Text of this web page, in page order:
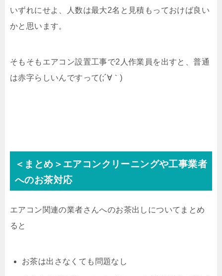
いずれにせよ、人数は最大2名と見積もっておけば良い
かと思います。
そもそもエアコン設置工事で2人作業員を出すと、普通
は赤字らしいんですって(;´∀｀)
＜まとめ＞エアコンクリーニングや工事業者
へのお茶対応
エアコン関連の業者さんへのお茶出しについてまとめ
ると
お茶は出さなくても問題なし